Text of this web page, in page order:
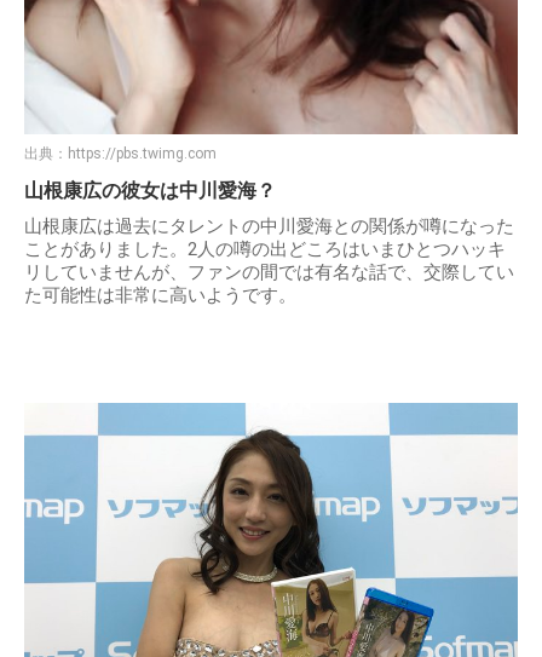
出典： https://pbs.twimg.com
山根康広の彼女は中川愛海？
山根康広は過去にタレントの中川愛海との関係が噂になった
ことがありました。2人の噂の出どころはいまひとつハッキ
リしていませんが、ファンの間では有名な話で、交際してい
た可能性は非常に高いようです。